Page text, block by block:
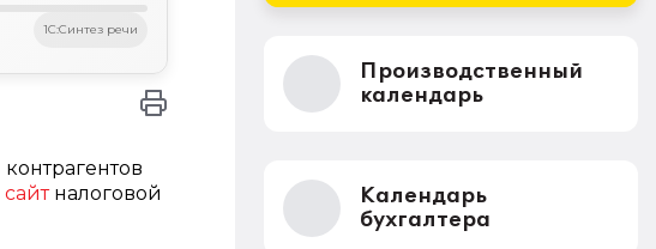
1C:Синтез речи
налоговой
Производственный
календарь
Календарь
бухгалтера